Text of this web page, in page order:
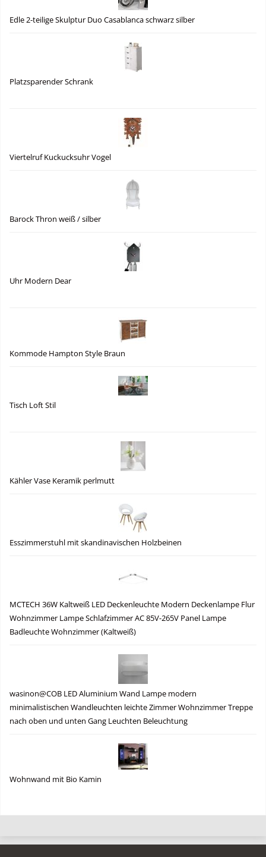
Edle 2-teilige Skulptur Duo Casablanca schwarz silber
Platzsparender Schrank
Viertelruf Kuckucksuhr Vogel
Barock Thron weiß / silber
Uhr Modern Dear
Kommode Hampton Style Braun
Tisch Loft Stil
Kähler Vase Keramik perlmutt
Esszimmerstuhl mit skandinavischen Holzbeinen
MCTECH 36W Kaltweiß LED Deckenleuchte Modern Deckenlampe Flur
Wohnzimmer Lampe Schlafzimmer AC 85V-265V Panel Lampe
Badleuchte Wohnzimmer (Kaltweiß)
wasinon@COB LED Aluminium Wand Lampe modern
minimalistischen Wandleuchten leichte Zimmer Wohnzimmer Treppe
nach oben und unten Gang Leuchten Beleuchtung
Wohnwand mit Bio Kamin